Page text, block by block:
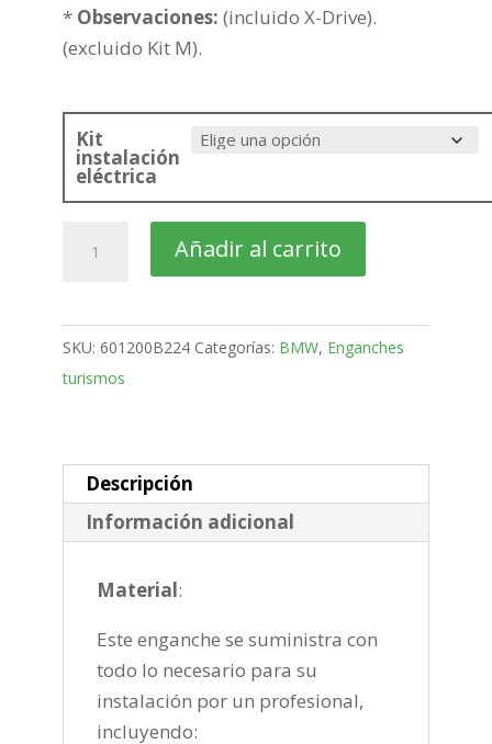
* Observaciones: (incluido X-Drive).
(excluido Kit M).
Kit
instalación
eléctrica
Bola
retractil
MX
2018
cantidad
Añadir al carrito
SKU: 601200B224 Categorías: BMW, Enganches
turismos
Descripción
Información adicional
Material:
Este enganche se suministra con
todo lo necesario para su
instalación por un profesional,
incluyendo: